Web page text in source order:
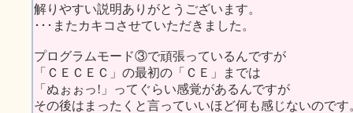
解りやすい説明ありがとうございます。
･･･またカキコさせていただきました。
プログラムモード③で頑張っているんですが
「ＣＥＣＥＣ」の最初の「ＣＥ」までは
「ぬぉぉっ!」ってぐらい感覚があるんですが
その後はまったくと言っていいほど何も感じないのです